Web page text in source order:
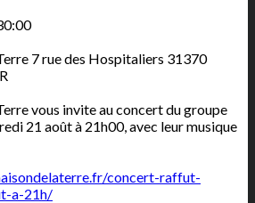
7 rue des Hospitaliers 31370
vous invite au concert du groupe
21 août à 21h00, avec leur musique
concert-raffut-
a-21h/